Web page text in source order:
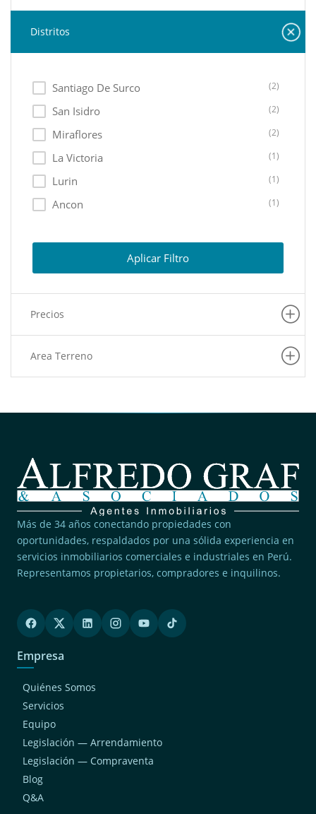
Distritos
Santiago De Surco (2)
San Isidro (2)
Miraflores (2)
La Victoria (1)
Lurin (1)
Ancon (1)
Chorrillos (1)
La Molina (1)
San Juan De Miraflores
Aplicar Filtro
Precios
Area Terreno
Más de 34 años conectando propiedades con
oportunidades, respaldados por una sólida experiencia en
servicios inmobiliarios comerciales e industriales en Perú.
Representamos propietarios, compradores e inquilinos.
Empresa
Quiénes Somos
Servicios
Equipo
Legislación — Arrendamiento
Legislación — Compraventa
Blog
Q&A